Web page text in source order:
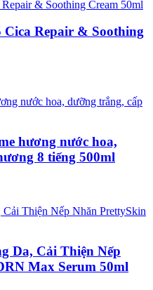
Repair & Soothing
hương nước hoa,
8 tiếng 500ml
Da, Cải Thiện Nếp
Max Serum 50ml